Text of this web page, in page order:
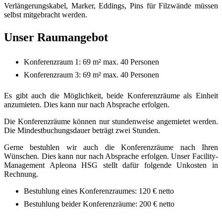
Verlängerungskabel, Marker, Eddings, Pins für Filzwände müssen
selbst mitgebracht werden.
Unser Raumangebot
Konferenzraum 1: 69 m² max. 40 Personen
Konferenzraum 3: 69 m² max. 40 Personen
Es gibt auch die Möglichkeit, beide Konferenzräume als Einheit
anzumieten. Dies kann nur nach Absprache erfolgen.
Die Konferenzräume können nur stundenweise angemietet werden.
Die Mindestbuchungsdauer beträgt zwei Stunden.
Gerne bestuhlen wir auch die Konferenzräume nach Ihren
Wünschen. Dies kann nur nach Absprache erfolgen. Unser Facility-
Management Apleona HSG stellt dafür folgende Unkosten in
Rechnung.
Bestuhlung eines Konferenzraumes: 120 € netto
Bestuhlung beider Konferenzräume: 200 € netto